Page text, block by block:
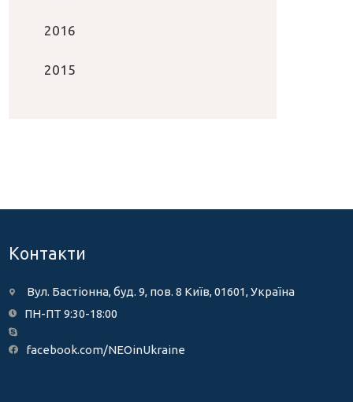
2016
2015
Контакти
Вул. Бастіонна, буд. 9, пов. 8 Київ, 01601, Україна
ПН-ПТ 9:30-18:00
facebook.com/NEOinUkraine